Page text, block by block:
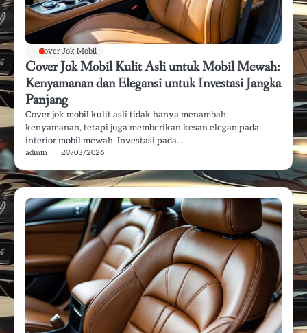
Cover Jok Mobil
Cover Jok Mobil Kulit Asli untuk Mobil Mewah:
Kenyamanan dan Elegansi untuk Investasi Jangka
Panjang
Cover jok mobil kulit asli tidak hanya menambah
kenyamanan, tetapi juga memberikan kesan elegan pada
interior mobil mewah. Investasi pada…
admin 23/03/2026